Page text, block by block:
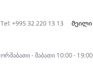
Tel: +995 32 220 13 13 მეილი
ორშაბათი - შაბათი 10:00 - 19:00